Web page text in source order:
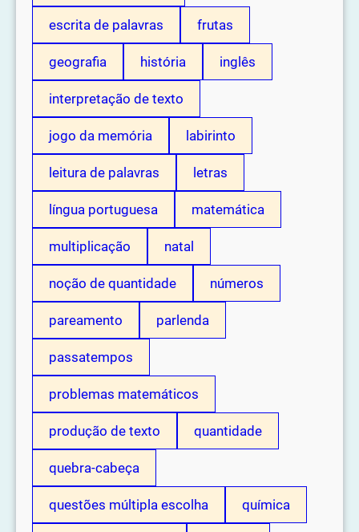
escrita de palavras frutas
geografia história inglês
interpretação de texto
jogo da memória labirinto
leitura de palavras letras
língua portuguesa matemática
multiplicação natal
noção de quantidade números
pareamento parlenda
passatempos
problemas matemáticos
produção de texto quantidade
quebra-cabeça
questões múltipla escolha química